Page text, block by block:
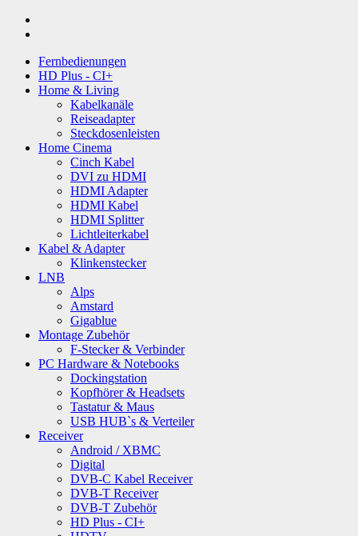
Fernbedienungen
HD Plus - CI+
Home & Living
Kabelkanäle
Reiseadapter
Steckdosenleisten
Home Cinema
Cinch Kabel
DVI zu HDMI
HDMI Adapter
HDMI Kabel
HDMI Splitter
Lichtleiterkabel
Kabel & Adapter
Klinkenstecker
LNB
Alps
Amstard
Gigablue
Montage Zubehör
F-Stecker & Verbinder
PC Hardware & Notebooks
Dockingstation
Kopfhörer & Headsets
Tastatur & Maus
USB HUB`s & Verteiler
Receiver
Android / XBMC
Digital
DVB-C Kabel Receiver
DVB-T Receiver
DVB-T Zubehör
HD Plus - CI+